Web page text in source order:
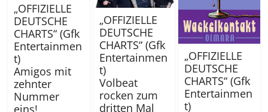
„OFFIZIELLE
DEUTSCHE
CHARTS“ (Gfk
Entertainmen
t)
Amigos mit
zehnter
Nummer
eins!
„OFFIZIELLE
DEUTSCHE
CHARTS“ (Gfk
Entertainmen
t)
Volbeat
rocken zum
dritten Mal
„OFFIZIELLE
DEUTSCHE
CHARTS“ (Gfk
Entertainmen
t)